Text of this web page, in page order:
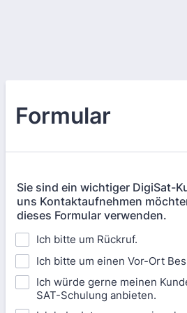
Formular
Sie sind ein wichtiger DigiSat-
uns Kontaktaufnehmen
dieses Formular verwenden.
Ich bitte um Rückruf.
Ich bitte um einen Vor-Ort
Ich würde gerne meinen
SAT-Schulung anbieten.